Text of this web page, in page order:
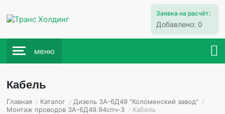
Заявка на расчёт:
Добавлено: 0
меню
Кабель
Главная / Каталог / Дизель 3А-6Д49 "Коломенский завод" /
Монтаж проводов 3А-6Д49.94спч-3 / Кабель